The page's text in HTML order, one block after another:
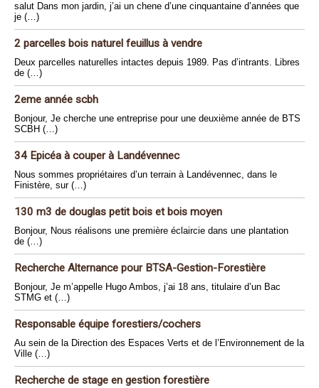
salut Dans mon jardin, j’ai un chene d’une cinquantaine d’années que
je (…)
2 parcelles bois naturel feuillus à vendre
Deux parcelles naturelles intactes depuis 1989. Pas d’intrants. Libres
de (…)
2eme année scbh
Bonjour, Je cherche une entreprise pour une deuxième année de BTS
SCBH (…)
34 Epicéa à couper à Landévennec
Nous sommes propriétaires d’un terrain à Landévennec, dans le
Finistère, sur (…)
130 m3 de douglas petit bois et bois moyen
Bonjour, Nous réalisons une première éclaircie dans une plantation
de (…)
Recherche Alternance pour BTSA-Gestion-Forestière
Bonjour, Je m’appelle Hugo Ambos, j’ai 18 ans, titulaire d’un Bac
STMG et (…)
Responsable équipe forestiers/cochers
Au sein de la Direction des Espaces Verts et de l’Environnement de la
Ville (…)
Recherche de stage en gestion forestière